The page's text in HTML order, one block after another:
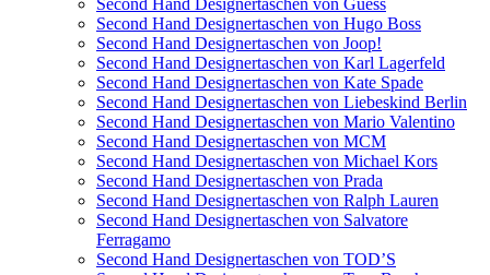
Second Hand Designertaschen von Hugo Boss
Second Hand Designertaschen von Joop!
Second Hand Designertaschen von Karl Lagerfeld
Second Hand Designertaschen von Kate Spade
Second Hand Designertaschen von Liebeskind Berlin
Second Hand Designertaschen von Mario Valentino
Second Hand Designertaschen von MCM
Second Hand Designertaschen von Michael Kors
Second Hand Designertaschen von Prada
Second Hand Designertaschen von Ralph Lauren
Second Hand Designertaschen von Salvatore
Ferragamo
Second Hand Designertaschen von TOD’S